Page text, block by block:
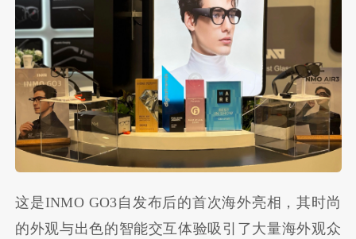
这是INMO GO3自发布后的首次海外亮相，其时尚
的外观与出色的智能交互体验吸引了大量海外观众